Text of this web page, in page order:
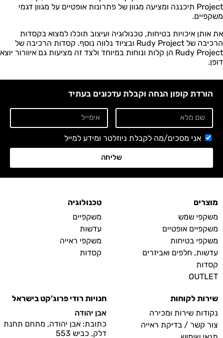
Project תיכננה ומציעה מגוון של פתרונות אופטיים על מגוון דגמי
משקפיים.
את אותן איכויות בטיחות, טכנולוגיה ועיצוב תוכלו למצוא בקסדות
הרכיבה של Rudy Project ובציוד נלווה נוסף. קסדות הרכיבה של
Rudy Project הן קלות ונוחות במיוחד ולצד זה מציעות גם איוורור יוצא
דופן.
הורדת קופון הנחה וקבלת עדכונים בעתיד
אני מסכים/מה לקבלת ניוזלטר ומידע למייל
שליחה
מוצרים
משקפי שמש
משקפיים אופטיים
משקפי בטיחות
עדשות, חלפים ואביזרים
קסדות
OUTLET
טכנולוגיה
משקפיים
עדשות
משקפי ראייה
קסדות
שירות לקוחות
נקודות שירות ומכירה
צור קשר / בדיקת ראייה
חנויות רודי פרוג'קט בישראל
אבן יהודה
כתובת: אבן יהודה, מתחם תחנת
דלק, כביש 553